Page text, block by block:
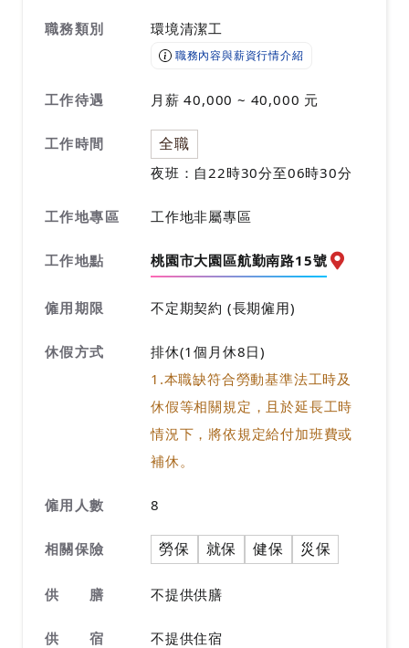
職務類別 環境清潔工
職務內容與薪資行情介紹
工作待遇 月薪 40,000 ~ 40,000 元
工作時間 全職
夜班：自22時30分至06時30分
工作地專區 工作地非屬專區
工作地點 桃園市大園區航勤南路15號前往查看地
僱用期限 不定期契約 (長期僱用)
休假方式
排休(1個月休8日)
1.本職缺符合勞動基準法工時及
休假等相關規定，且於延長工時
情況下，將依規定給付加班費或
補休。
僱用人數 8
相關保險 勞保 就保 健保 災保
供 膳 不提供供膳
供 宿 不提供住宿